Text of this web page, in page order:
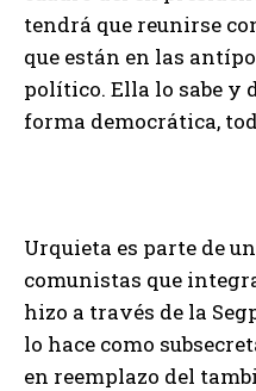
tendrá que reunirse
que están en las
político. Ella lo sabe y
forma democrática,
Urquieta es parte de
comunistas que
hizo a través de la
lo hace como
en reemplazo del